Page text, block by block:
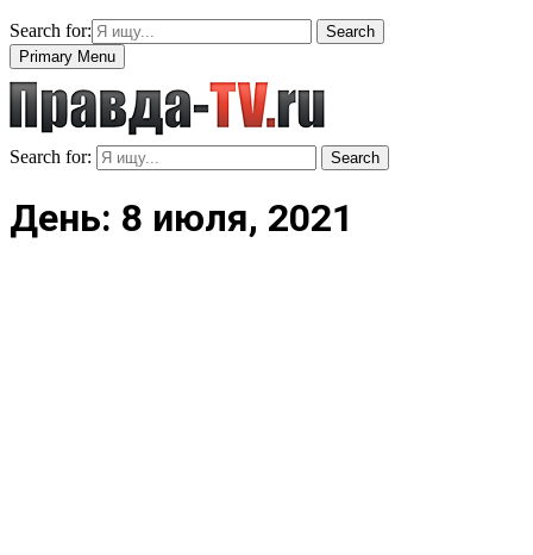
Search for:
Search
Primary Menu
Search for: Search
День: 8 июля, 2021